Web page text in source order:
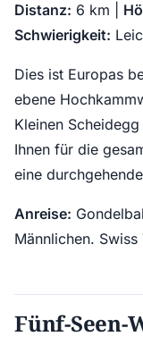
Distanz: 6 km |
Schwierigkeit:
Dies ist Europas
ebene
Kleinen
Ihnen für die
eine
Anreise:
Männlichen.
Fünf-Seen-